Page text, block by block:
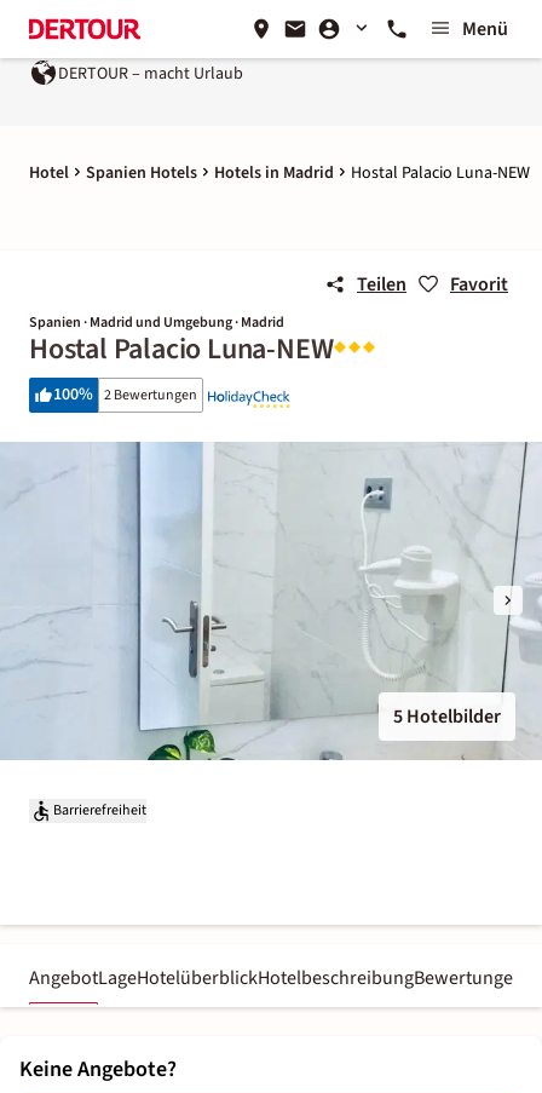
Menü
DERTOUR – macht Urlaub
Hotel Spanien Hotels Hotels in Madrid Hostal Palacio Luna-NEW
Teilen Favorit
Spanien · Madrid und Umgebung · Madrid
Hostal Palacio Luna-NEW
100% 2 Bewertungen
5 Hotelbilder
Barrierefreiheit
AngebotLageHotelüberblickHotelbeschreibungBewertungen
Keine Angebote?